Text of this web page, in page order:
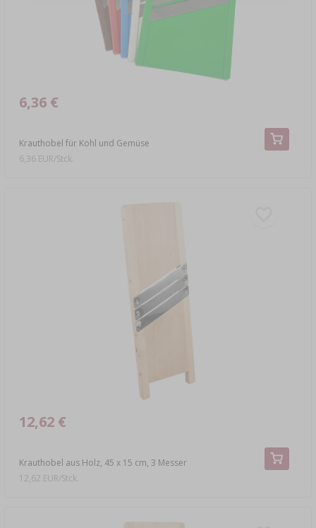
Krauthobel für Kohl und Gemüse
6,36 €
6,36 EUR/Stck.
Krauthobel aus Holz, 45 x 15 cm, 3 Messer
12,62 €
12,62 EUR/Stck.